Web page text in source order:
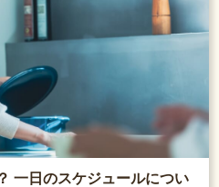
一日のスケジュールについ